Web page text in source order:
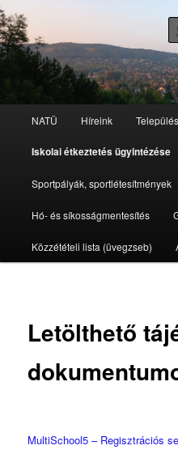
Tovább
az
elsődleges
tartalomraNagykovácsi
Intézmény
NATÜ Híreink
Iskolai étkeztetés ügyintézése
Sportpályák, sportlétesítmények
Hó- és síkosságmentesítés
Közzétételi lista (üvegzseb)
Letölthető
MultiSchool5 – Regisztrációs